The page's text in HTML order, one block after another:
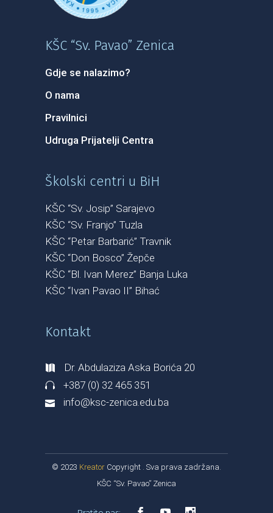
KŠC “Sv. Pavao” Zenica
Gdje se nalazimo?
O nama
Pravilnici
Udruga Prijatelji Centra
Školski centri u BiH
KŠC “Sv. Josip” Sarajevo
KŠC “Sv. Franjo” Tuzla
KŠC “Petar Barbarić” Travnik
KŠC “Don Bosco” Žepče
KŠC “Bl. Ivan Merez” Banja Luka
KŠC “Ivan Pavao II” Bihać
Kontakt
Dr. Abdulaziza Aska Borića 20
+387 (0) 32 465 351
info@ksc-zenica.edu.ba
© 2023 Kreator Copyright . Sva prava zadržana.
KŠC “Sv. Pavao” Zenica